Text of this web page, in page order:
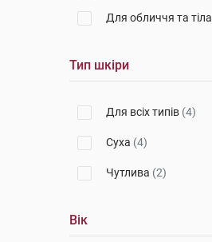
Для обличчя та тіла
Тип шкіри
Для всіх типів (4)
Суха (4)
Чутлива (2)
Вік